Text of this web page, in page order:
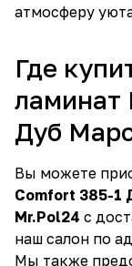
атмосферу
Где
ламинат
Дуб
Вы можете
Comfort 385-1
Mr.Pol24 с
наш салон по
Мы также